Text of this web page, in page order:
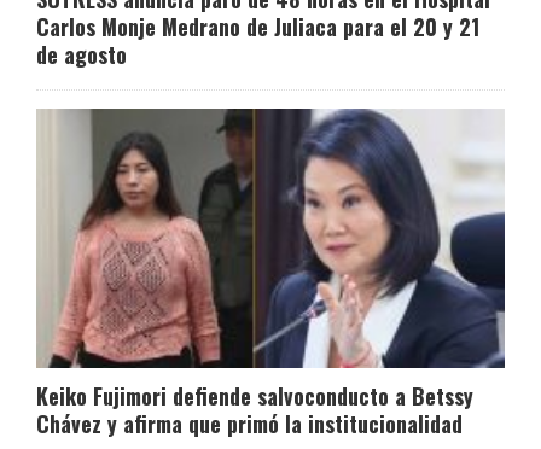
Carlos Monje Medrano de Juliaca para el 20 y 21
de agosto
Keiko Fujimori defiende salvoconducto a Betssy
Chávez y afirma que primó la institucionalidad